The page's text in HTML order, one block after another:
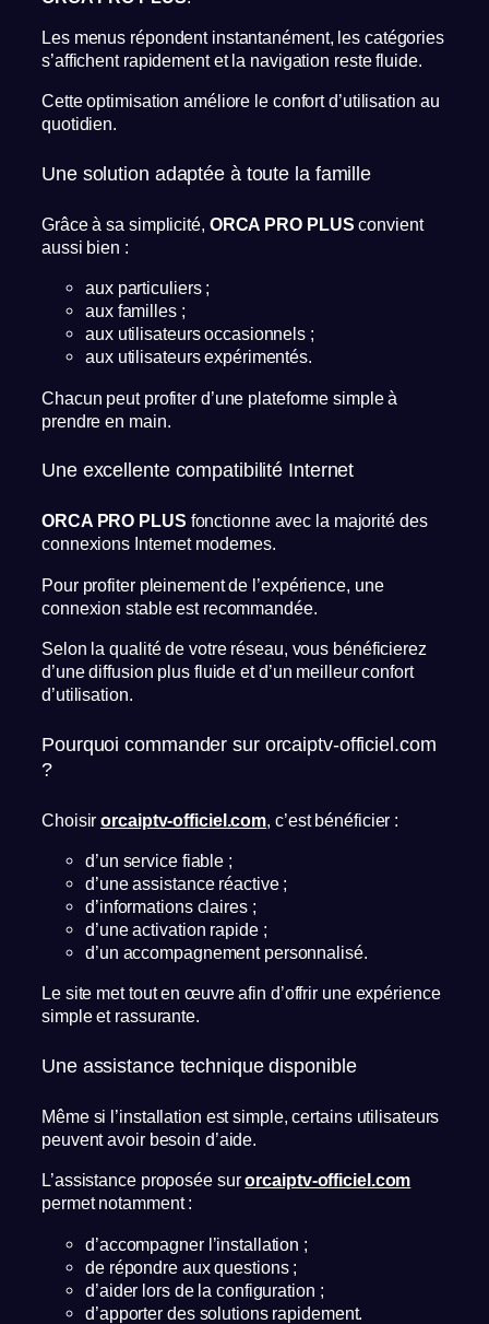
Les menus répondent instantanément, les catégories
s’affichent rapidement et la navigation reste fluide.
Cette optimisation améliore le confort d’utilisation au
quotidien.
Une solution adaptée à toute la famille
Grâce à sa simplicité, ORCA PRO PLUS convient
aussi bien :
aux particuliers ;
aux familles ;
aux utilisateurs occasionnels ;
aux utilisateurs expérimentés.
Chacun peut profiter d’une plateforme simple à
prendre en main.
Une excellente compatibilité Internet
ORCA PRO PLUS fonctionne avec la majorité des
connexions Internet modernes.
Pour profiter pleinement de l’expérience, une
connexion stable est recommandée.
Selon la qualité de votre réseau, vous bénéficierez
d’une diffusion plus fluide et d’un meilleur confort
d’utilisation.
Pourquoi commander sur orcaiptv-officiel.com
?
Choisirorcaiptv-officiel.com, c’est bénéficier :
d’un service fiable ;
d’une assistance réactive ;
d’informations claires ;
d’une activation rapide ;
d’un accompagnement personnalisé.
Le site met tout en œuvre afin d’offrir une expérience
simple et rassurante.
Une assistance technique disponible
Même si l’installation est simple, certains utilisateurs
peuvent avoir besoin d’aide.
L’assistance proposée surorcaiptv-officiel.com
permet notamment :
d’accompagner l’installation ;
de répondre aux questions ;
d’aider lors de la configuration ;
d’apporter des solutions rapidement.